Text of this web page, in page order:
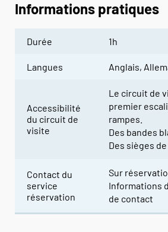
Informations pratiques
Durée 1h
Langues Anglais,
Accessibilité
du circuit de
visite
Le circuit de
premier
rampes.
Des bandes
Des sièges
Contact du
service
réservation
Sur
Informations
de contact